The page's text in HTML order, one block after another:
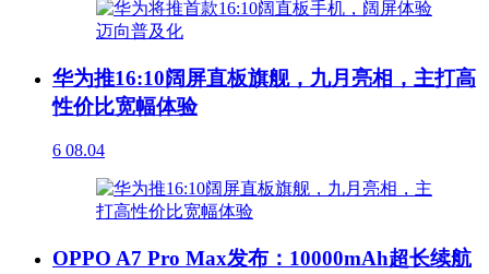
华为推16:10阔屏直板旗舰，九月亮相，主打高
性价比宽幅体验
6 08.04
OPPO A7 Pro Max发布：10000mAh超长续航